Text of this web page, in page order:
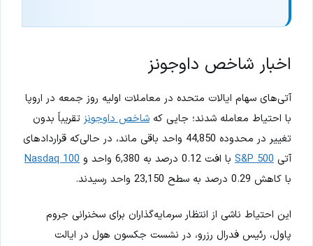
اخبار شاخص داوجونز
آتی‌های سهام ایالات متحده در معاملات اولیه روز جمعه در اروپا
با احتیاط معامله شدند؛ جایی که شاخص داوجونز تقریباً بدون
تغییر در محدوده 44,850 واحد باقی ماند، در حالی‌که قراردادهای
آتی S&P 500 با افت 0.12 درصد به 6,380 واحد و
Nasdaq 100
با کاهش 0.29 درصد به سطح 23,150 واحد رسیدند.
این احتیاط ناشی از انتظار سرمایه‌گذاران برای سخنرانی جروم
پاول، رئیس فدرال رزرو، در نشست جکسون هول در ایالت